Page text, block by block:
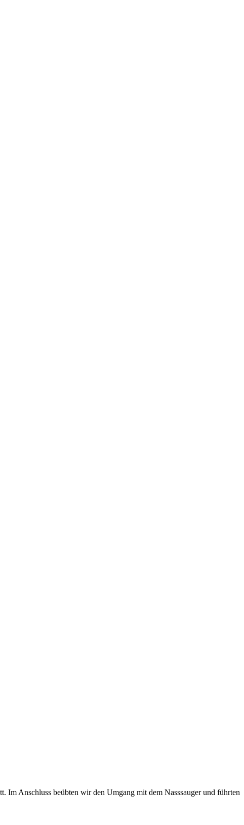
Im Anschluss beübten wir den Umgang mit dem Nasssauger und führten